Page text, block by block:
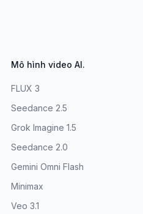
Mô hình video AI.
FLUX 3
Seedance 2.5
Grok Imagine 1.5
Seedance 2.0
Gemini Omni Flash
Minimax
Veo 3.1